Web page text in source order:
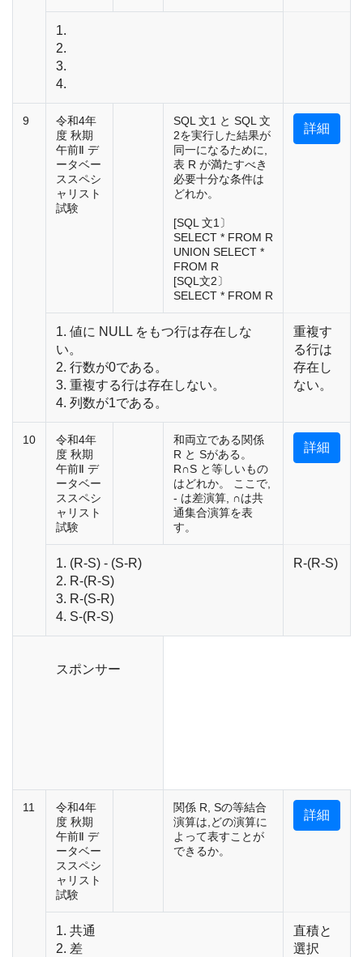
1.
2.
3.
4.
9
令和4年
度 秋期
午前Ⅱ デ
ータベー
ススペシ
ャリスト
試験
SQL 文1 と SQL 文
2を実行した結果が
同一になるために,
表 R が満たすべき
必要十分な条件は
どれか。
[SQL 文1〕
SELECT * FROM R
UNION SELECT *
FROM R
[SQL文2〕
SELECT * FROM R
詳細
1. 値に NULL をもつ行は存在しな
い。
2. 行数が0である。
3. 重複する行は存在しない。
4. 列数が1である。
重複す
る行は
存在し
ない。
10
令和4年
度 秋期
午前Ⅱ デ
ータベー
ススペシ
ャリスト
試験
和両立である関係
R と Sがある。
R∩S と等しいもの
はどれか。 ここで,
- は差演算, ∩は共
通集合演算を表
す。
詳細
1. (R-S) - (S-R)
2. R-(R-S)
3. R-(S-R)
4. S-(R-S)
R-(R-S)
スポンサー
11
令和4年
度 秋期
午前Ⅱ デ
ータベー
ススペシ
ャリスト
試験
関係 R, Sの等結合
演算は,どの演算に
よって表すことが
できるか。
詳細
1. 共通
2. 差
直積と
選択